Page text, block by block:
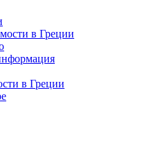
в Греции
в Греции